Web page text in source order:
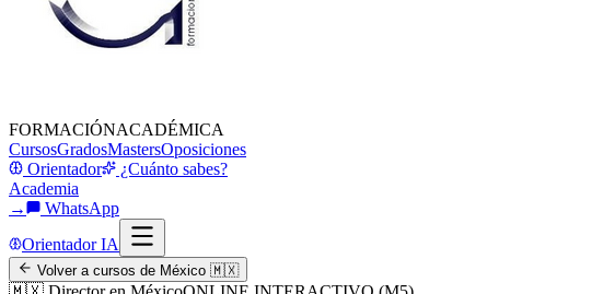
FORMACIÓNACADÉMICA
CursosGradosMastersOposiciones
Orientador
¿Cuánto sabes?
Academia
→
WhatsApp
Orientador IA
Volver a cursos de México 🇲🇽